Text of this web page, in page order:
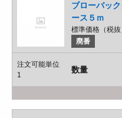
ブローバッ
ース５ｍ
標準価格（税抜
廃番
注文可能単位
1
数量